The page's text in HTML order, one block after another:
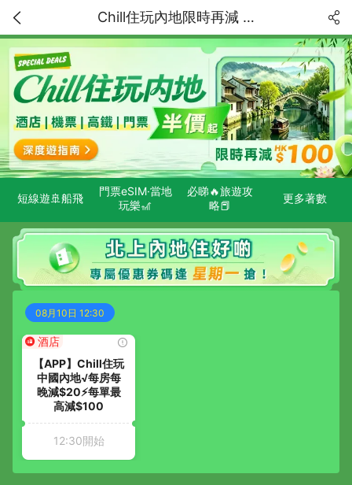
Chill住玩內地限時再減 HK$100！精選特價獨家低至5折！中國内地深度遊指南
短線遊🚢船飛
門票eSIM·當地
玩樂🎢
必睇🔥旅遊攻
略📕
更多著數
08月10日 12:30
酒店
【APP】Chill住玩
中國內地√每房每
晚減$20⚡每單最
高減$100
12:30開始